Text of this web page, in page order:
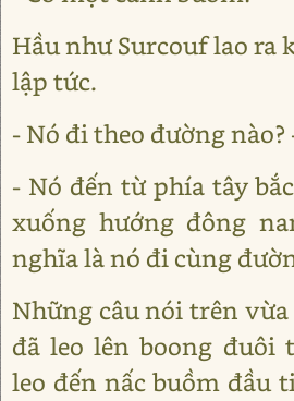
Hầu như Surcouf lao ra
lập tức.
- Nó đi theo đường nào?
- Nó đến từ phía tây
xuống hướng đông
nghĩa là nó đi cùng
Những câu nói trên
đã leo lên boong đuôi
leo đến nấc buồm đầu